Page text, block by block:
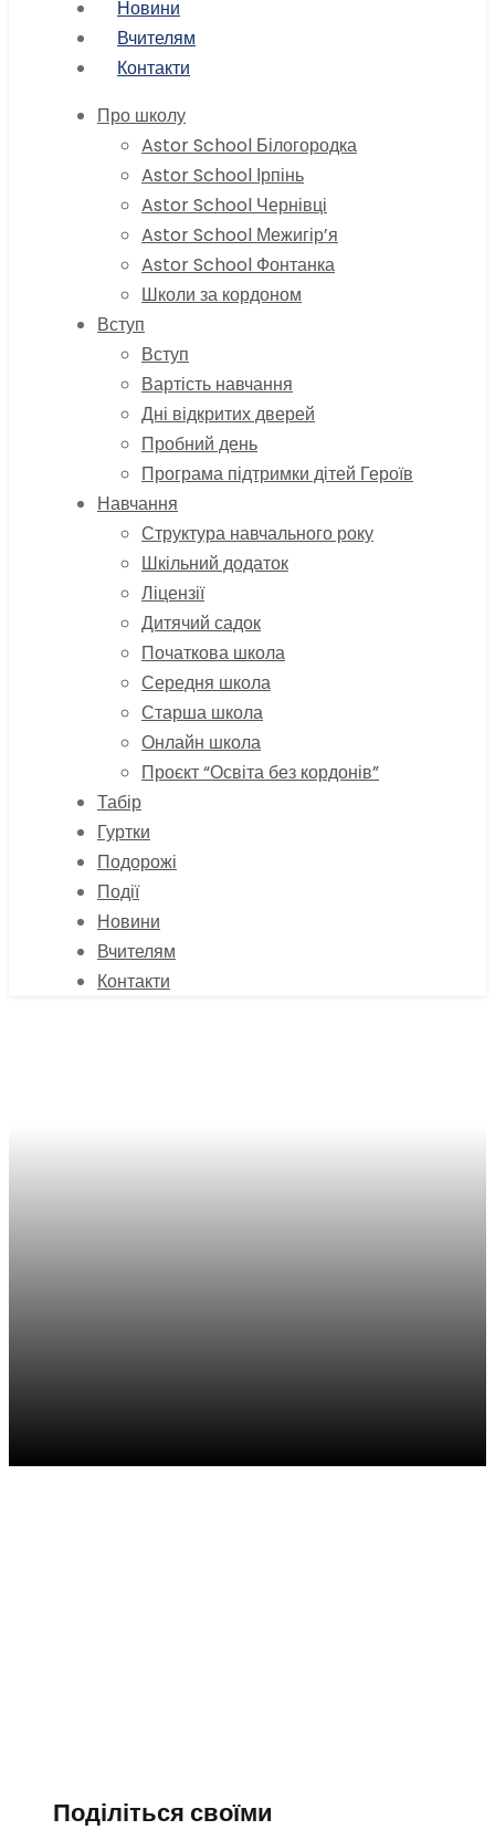
Новини
Вчителям
Контакти
Про школу
Astor School Білогородка
Astor School Ірпінь
Astor School Чернівці
Astor School Межигір’я
Astor School Фонтанка
Школи за кордоном
Вступ
Вступ
Вартість навчання
Дні відкритих дверей
Пробний день
Програма підтримки дітей Героїв
Навчання
Структура навчального року
Шкільний додаток
Ліцензії
Дитячий садок
Початкова школа
Середня школа
Старша школа
Онлайн школа
Проєкт “Освіта без кордонів”
Табір
Гуртки
Подорожі
Події
Новини
Вчителям
Контакти
Поділіться своїми